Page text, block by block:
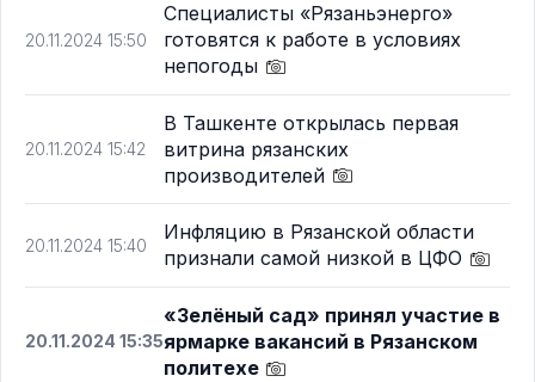
20.11.2024 15:50
Специалисты «Рязаньэнерго»
готовятся к работе в условиях
непогоды
20.11.2024 15:42
В Ташкенте открылась первая
витрина рязанских
производителей
20.11.2024 15:40
Инфляцию в Рязанской области
признали самой низкой в ЦФО
20.11.2024 15:35
«Зелёный сад» принял участие в
ярмарке вакансий в Рязанском
политехе